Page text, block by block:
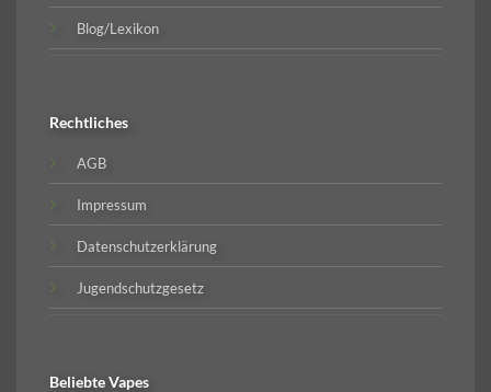
Blog/Lexikon
Rechtliches
AGB
Impressum
Datenschutzerklärung
Jugendschutzgesetz
BeliebteVapes